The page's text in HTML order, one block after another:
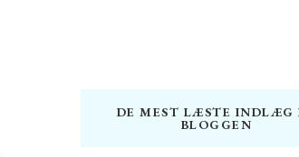
DE MEST LÆSTE INDLÆG
BLOGGEN